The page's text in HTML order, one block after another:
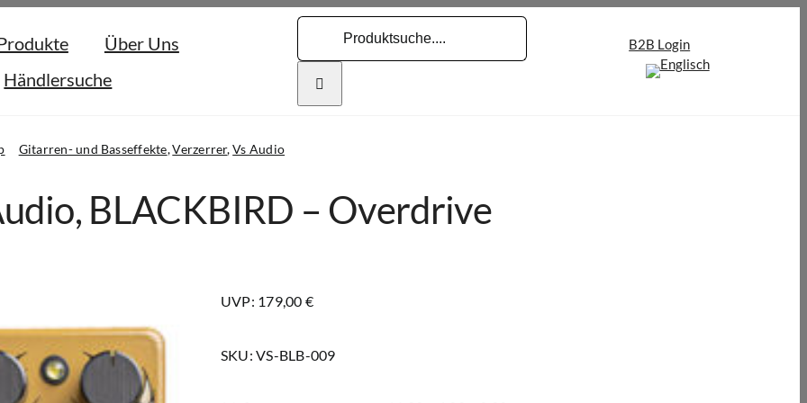
Über Uns
Händlersuche
B2B Login
Gitarren- und Basseffekte Verzerrer Vs Audio
BLACKBIRD – Overdrive
UVP: 179,00 €
SKU:VS-BLB-009